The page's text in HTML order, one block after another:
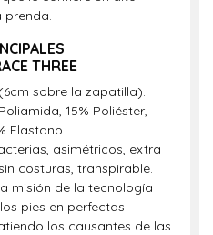
THREE
sobre la zapatilla).
15% Poliéster,
Elastano.
asimétricos, extra
costuras, transpirable.
misión de la tecnología
pies en perfectas
los causantes de las